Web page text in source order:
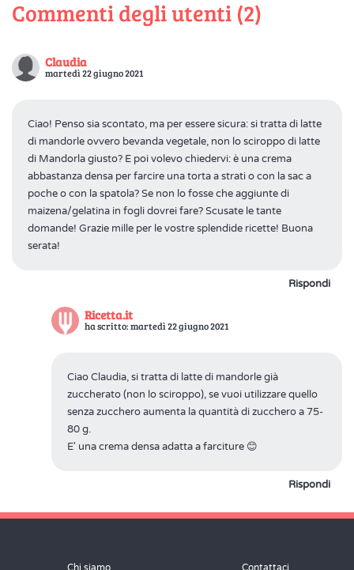
Commenti degli utenti (2)
Claudia
martedì 22 giugno 2021
Ciao! Penso sia scontato, ma per essere sicura: si tratta di latte
di mandorle ovvero bevanda vegetale, non lo sciroppo di latte
di Mandorla giusto? E poi volevo chiedervi: è una crema
abbastanza densa per farcire una torta a strati o con la sac a
poche o con la spatola? Se non lo fosse che aggiunte di
maizena/gelatina in fogli dovrei fare? Scusate le tante
domande! Grazie mille per le vostre splendide ricette! Buona
serata!
Rispondi
Ricetta.it
ha scritto: martedì 22 giugno 2021
Ciao Claudia, si tratta di latte di mandorle già
zuccherato (non lo sciroppo), se vuoi utilizzare quello
senza zucchero aumenta la quantità di zucchero a 75-
80 g.
E' una crema densa adatta a farciture 😊
Rispondi
Chi siamo Contattaci